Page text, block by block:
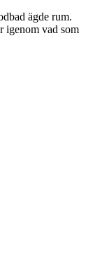
ägde rum.
igenom vad som